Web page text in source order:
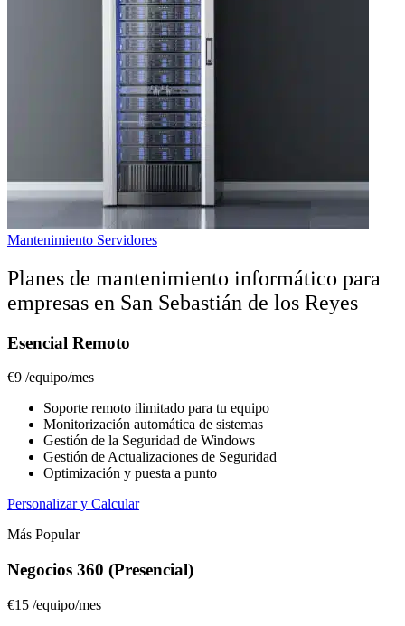
Mantenimiento Servidores
Planes de mantenimiento informático para
empresas en San Sebastián de los Reyes
Esencial Remoto
€9 /equipo/mes
Soporte remoto ilimitado para tu equipo
Monitorización automática de sistemas
Gestión de la Seguridad de Windows
Gestión de Actualizaciones de Seguridad
Optimización y puesta a punto
Personalizar y Calcular
Más Popular
Negocios 360 (Presencial)
€15 /equipo/mes